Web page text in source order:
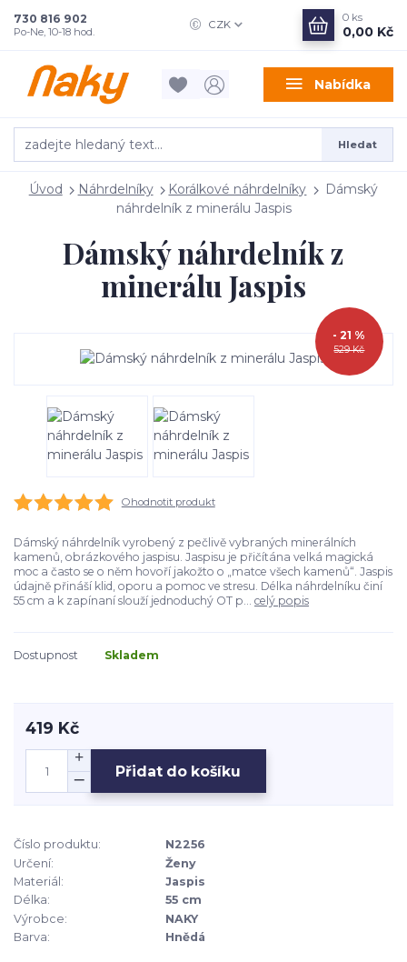
Nabídka
CZK
Hledat
730 816 902
Po-Ne, 10-18 hod.
0 ks
0,00 Kč
Úvod Náhrdelníky Korálkové náhrdelníky
Dámský
náhrdelník z minerálu Jaspis
Dámský náhrdelník z
minerálu Jaspis
529 Kč
- 21 %
Ohodnotit produkt
Dámský náhrdelník vyrobený z pečlivě vybraných minerálních
kamenů, obrázkového jaspisu. Jaspisu je přičítána velká magická
moc a často se o něm hovoří jakožto o „matce všech kamenů“. Jaspis
údajně přináší klid, oporu a pomoc ve stresu. Délka náhrdelníku činí
55 cm a k zapínaní slouží jednoduchý OT p... celý popis
Dostupnost Skladem
419 Kč
Přidat do košíku
Číslo produktu:
N2256
Určení:
Ženy
Materiál:
Jaspis
Délka:
55 cm
Výrobce:
NAKY
Barva:
Hnědá